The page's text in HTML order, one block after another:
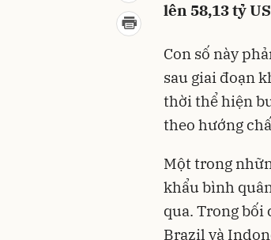
lên 58,13 tỷ
Con số này
sau giai đoạn
thời thể hiện
theo hướng
Một trong
khẩu bình
qua. Trong bối
Brazil và